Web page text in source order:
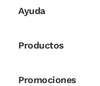
Ayuda
Productos
Promociones